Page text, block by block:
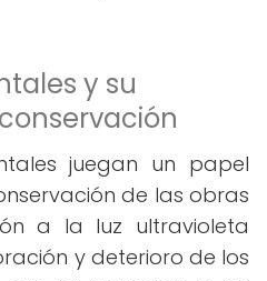
y su
juegan un papel
de las obras
a la luz ultravioleta
y deterioro de los